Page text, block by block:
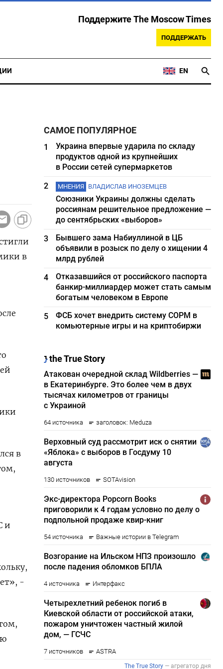
Поддержите The Moscow Times
ПОДДЕРЖАТЬ
EN
в
в
и
-
САМОЕ ПОПУЛЯРНОЕ
1
Украина впервые ударила по складу
продуктов одной из крупнейших
в России сетей супермаркетов
2
МНЕНИЯ ВЛАДИСЛАВ ИНОЗЕМЦЕВ
Союзники Украины должны сделать
россиянам решительное предложение —
до сентябрьских «выборов»
3
Бывшего зама Набиуллиной в ЦБ
объявили в розыск по делу о хищении 4
млрд рублей
4
Отказавшийся от российского паспорта
банкир-миллиардер может стать самым
богатым человеком в Европе
5
ФСБ хочет внедрить систему СОРМ в
комьютерные игры и на криптобиржи